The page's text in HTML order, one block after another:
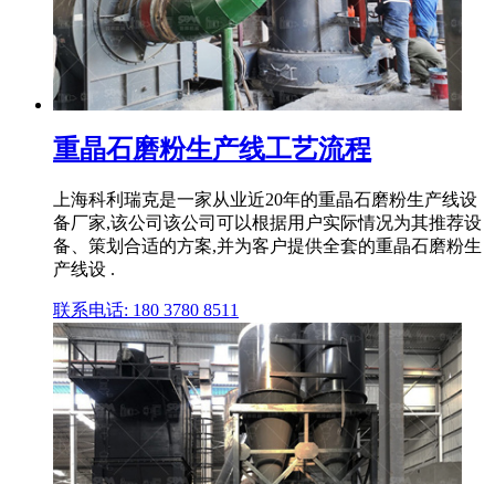
重晶石磨粉生产线工艺流程
上海科利瑞克是一家从业近20年的重晶石磨粉生产线设
备厂家,该公司该公司可以根据用户实际情况为其推荐设
备、策划合适的方案,并为客户提供全套的重晶石磨粉生
产线设 .
联系电话: 180 3780 8511